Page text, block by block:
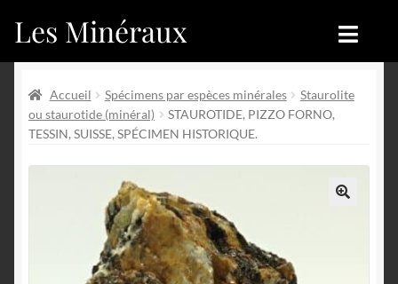
Aller
à
navigation
Aller
au
Les Minéraux
Catégories
Nouveautés
Boutique
Nouveautés
Accueil Spécimens par espèces minérales
Staurolite
ou staurotide (minéral)
STAUROTIDE, PIZZO FORNO,
TESSIN, SUISSE, SPÉCIMEN HISTORIQUE.